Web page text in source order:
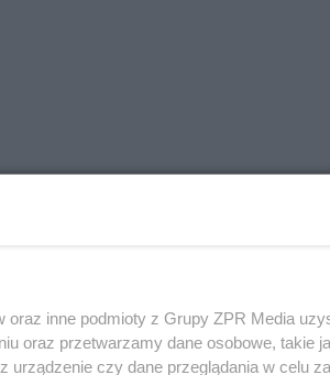
oraz inne podmioty z Grupy ZPR Media
oraz przetwarzamy dane osobowe, takie
urządzenie czy dane przeglądania w celu